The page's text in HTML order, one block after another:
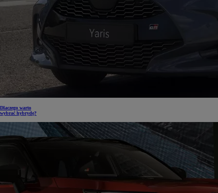
Dlaczego warto
wybrać hybrydę?